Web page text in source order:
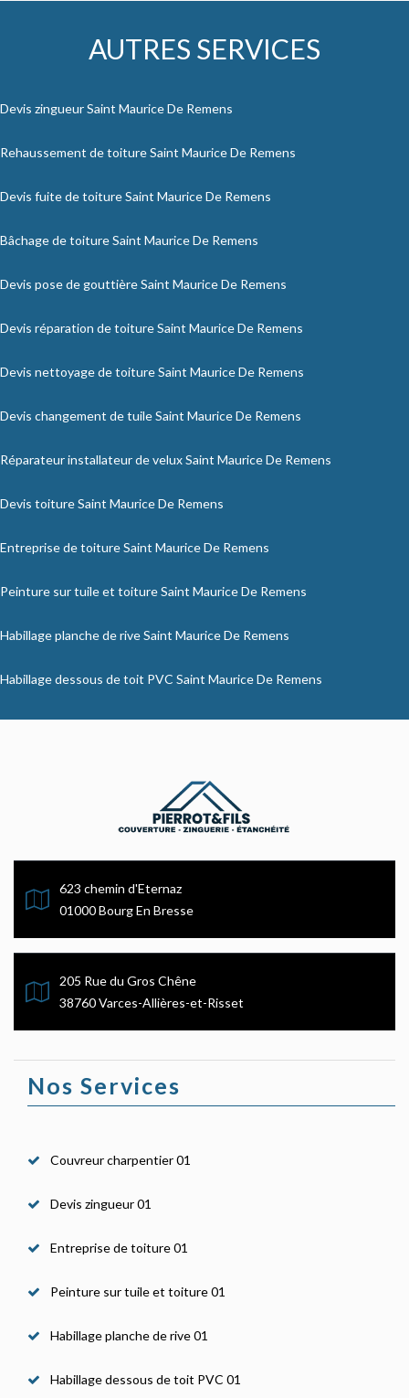
AUTRES SERVICES
Devis zingueur Saint Maurice De Remens
Rehaussement de toiture Saint Maurice De Remens
Devis fuite de toiture Saint Maurice De Remens
Bâchage de toiture Saint Maurice De Remens
Devis pose de gouttière Saint Maurice De Remens
Devis réparation de toiture Saint Maurice De Remens
Devis nettoyage de toiture Saint Maurice De Remens
Devis changement de tuile Saint Maurice De Remens
Réparateur installateur de velux Saint Maurice De Remens
Devis toiture Saint Maurice De Remens
Entreprise de toiture Saint Maurice De Remens
Peinture sur tuile et toiture Saint Maurice De Remens
Habillage planche de rive Saint Maurice De Remens
Habillage dessous de toit PVC Saint Maurice De Remens
623 chemin d'Eternaz
01000 Bourg En Bresse
205 Rue du Gros Chêne
38760 Varces-Allières-et-Risset
Nos Services
Couvreur charpentier 01
Devis zingueur 01
Entreprise de toiture 01
Peinture sur tuile et toiture 01
Habillage planche de rive 01
Habillage dessous de toit PVC 01